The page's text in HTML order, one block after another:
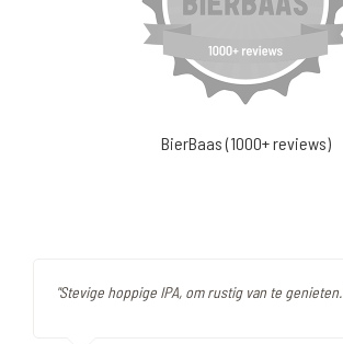
BierBaas (1000+ reviews)
"Stevige hoppige IPA, om rustig van te